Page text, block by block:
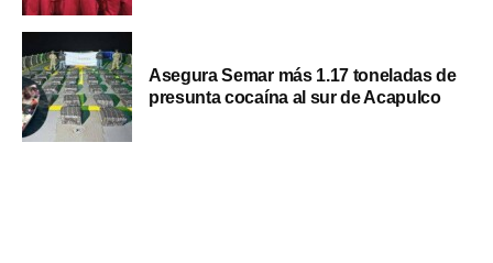
Asegura Semar más 1.17 toneladas de
presunta cocaína al sur de Acapulco